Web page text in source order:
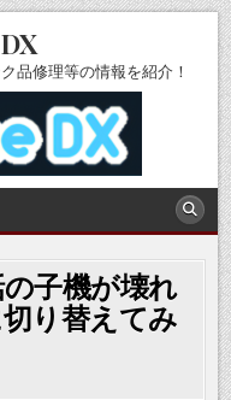
品修理等の情報を紹介！
子機が壊れ
り替えてみ